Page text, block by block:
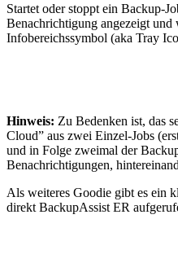
Startet oder stoppt ein Backup-
Benachrichtigung angezeigt
Infobereichssymbol (aka Tray
Hinweis: Zu Bedenken ist, das
Cloud” aus zwei Einzel-Jobs
und in Folge zweimal der
Benachrichtigungen,
Als weiteres Goodie gibt es ein
direkt BackupAssist ER